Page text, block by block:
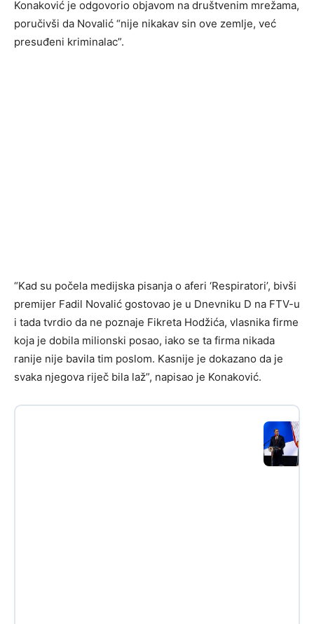
Konaković je odgovorio objavom na društvenim mrežama,
poručivši da Novalić “nije nikakav sin ove zemlje, već
presuđeni kriminalac”.
“Kad su počela medijska pisanja o aferi ‘Respiratori’, bivši
premijer Fadil Novalić gostovao je u Dnevniku D na FTV-u
i tada tvrdio da ne poznaje Fikreta Hodžića, vlasnika firme
koja je dobila milionski posao, iako se ta firma nikada
ranije nije bavila tim poslom. Kasnije je dokazano da je
svaka njegova riječ bila laž”, napisao je Konaković.